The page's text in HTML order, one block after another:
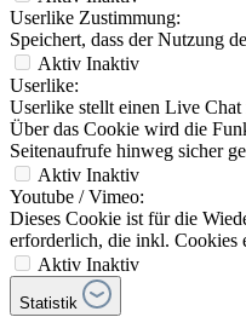
Userlike Zustimmung:
Speichert, dass der Nutzung
Aktiv Inaktiv
Userlike:
Userlike stellt einen Live
Über das Cookie wird die
Seitenaufrufe hinweg sicher
Aktiv Inaktiv
Youtube / Vimeo:
Dieses Cookie ist für die
erforderlich, die inkl. Cookies
Aktiv Inaktiv
Statistik